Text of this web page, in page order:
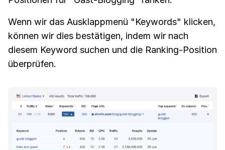
Wenn wir das Ausklappmenü "Keywords" klicken,
können wir dies bestätigen, indem wir nach
diesem Keyword suchen und die Ranking-Position
überprüfen.